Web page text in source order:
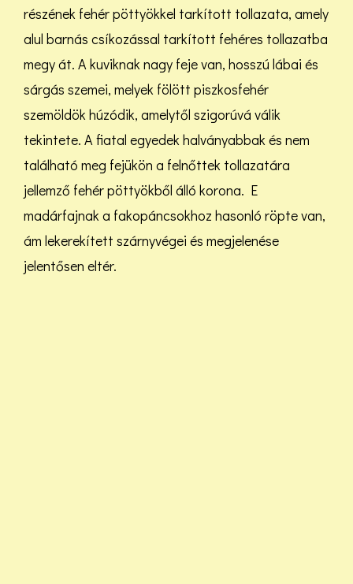
részének fehér pöttyökkel tarkított tollazata, amely
alul barnás csíkozással tarkított fehéres tollazatba
megy át. A kuviknak nagy feje van, hosszú lábai és
sárgás szemei, melyek fölött piszkosfehér
szemöldök húzódik, amelytől szigorúvá válik
tekintete. A fiatal egyedek halványabbak és nem
található meg fejükön a felnőttek tollazatára
jellemző fehér pöttyökből álló korona. E
madárfajnak a fakopáncsokhoz hasonló röpte van,
ám lekerekített szárnyvégei és megjelenése
jelentősen eltér.